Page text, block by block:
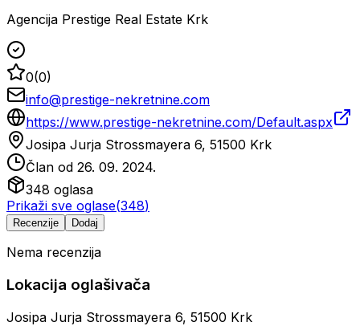
Agencija Prestige Real Estate Krk
0(0)
info@prestige-nekretnine.com
https://www.prestige-nekretnine.com/Default.aspx
Josipa Jurja Strossmayera 6, 51500 Krk
Član od 26. 09. 2024.
348 oglasa
Prikaži sve oglase(348)
Recenzije Dodaj
Nema recenzija
Lokacija oglašivača
Josipa Jurja Strossmayera 6, 51500 Krk